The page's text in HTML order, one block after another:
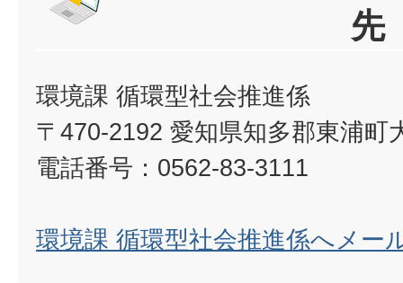
先
環境課 循環型社会推進係
〒470-2192 愛知県知多郡東浦町
電話番号：0562-83-3111
環境課 循環型社会推進係へメー